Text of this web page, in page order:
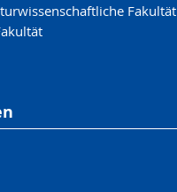
Fakultät